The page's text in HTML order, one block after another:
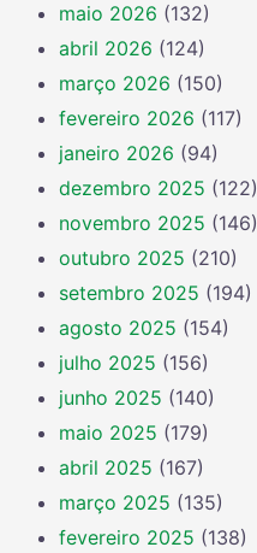
maio 2026 (132)
abril 2026 (124)
março 2026 (150)
fevereiro 2026 (117)
janeiro 2026 (94)
dezembro 2025 (122)
novembro 2025 (146)
outubro 2025 (210)
setembro 2025 (194)
agosto 2025 (154)
julho 2025 (156)
junho 2025 (140)
maio 2025 (179)
abril 2025 (167)
março 2025 (135)
fevereiro 2025 (138)